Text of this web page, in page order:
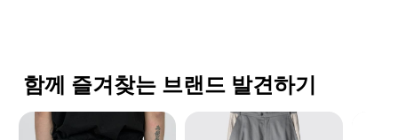
함께 즐겨찾는 브랜드 발견하기